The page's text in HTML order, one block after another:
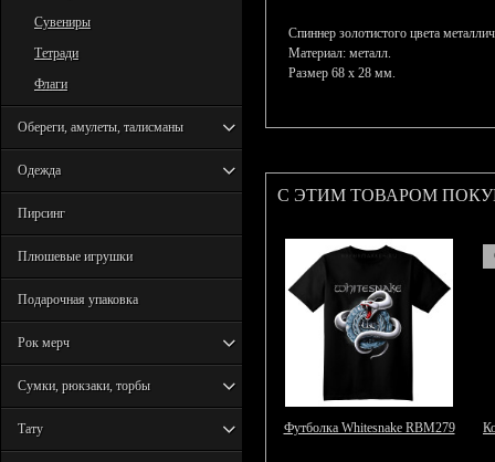
Сувениры
Тетради
Флаги
Обереги, амулеты, талисманы
Одежда
Пирсинг
Плюшевые игрушки
Подарочная упаковка
Рок мерч
Сумки, рюкзаки, торбы
Тату
Спиннер золотистого цвета
Материал: металл.
Размер 68 х 28 мм.
С ЭТИМ ТОВАРОМ
Футболка Whitesnake RBM279